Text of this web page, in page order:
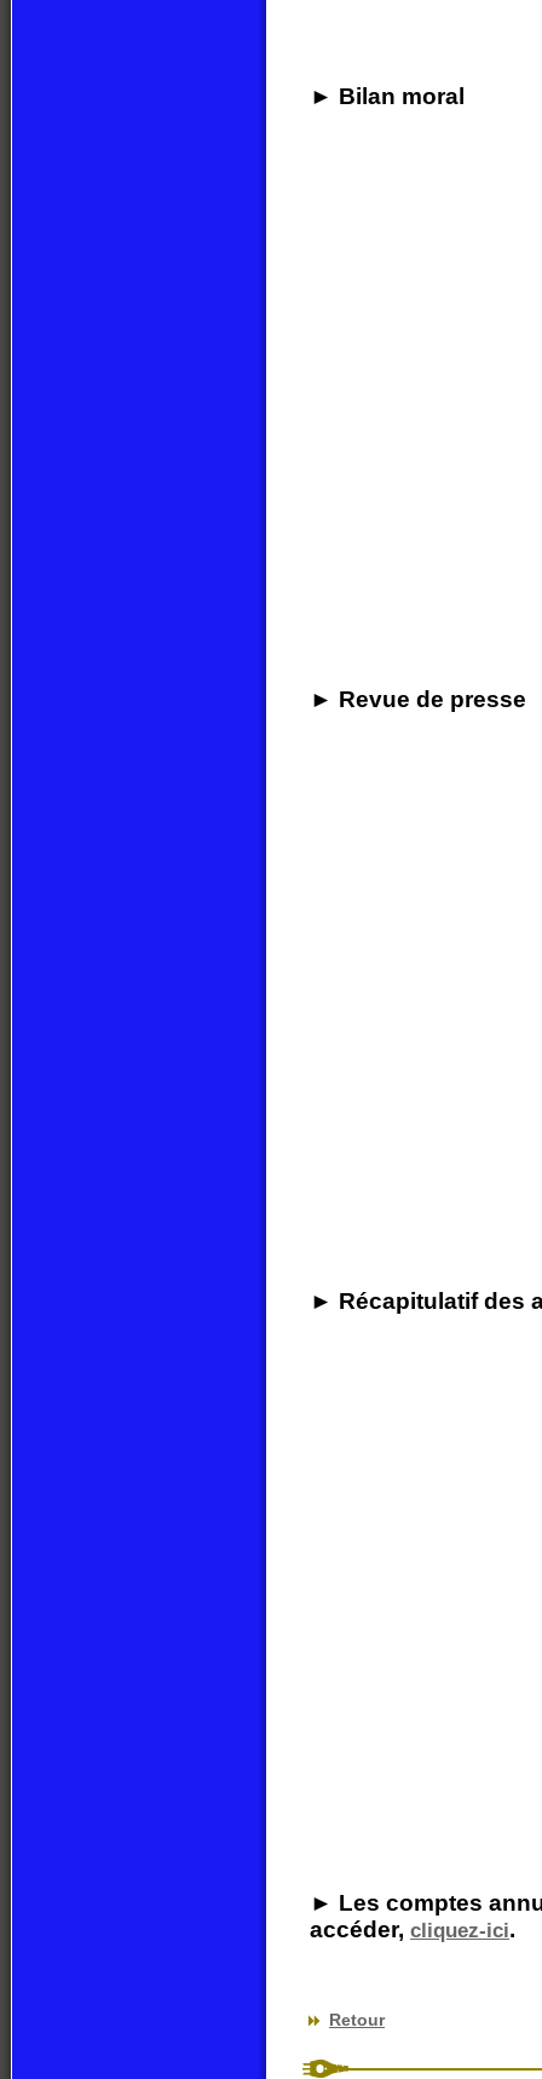
► Bilan moral
► Revue de presse
► Récapitulatif des
► Les comptes
accéder, cliquez-ici.
Retour